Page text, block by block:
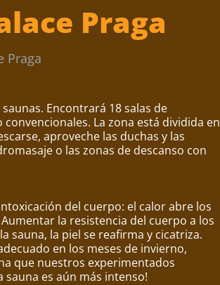
Praga
Praga
Encontrará 18 salas de
La zona está dividida en
aproveche las duchas y las
o las zonas de descanso con
del cuerpo: el calor abre los
la resistencia del cuerpo a los
sauna, la piel se reafirma y cicatriza.
en los meses de invierno,
que nuestros experimentados
es aún más intenso!